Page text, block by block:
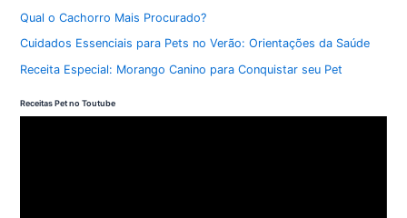
Qual o Cachorro Mais Procurado?
Cuidados Essenciais para Pets no Verão: Orientações da Saúde
Receita Especial: Morango Canino para Conquistar seu Pet
Receitas Pet no Toutube